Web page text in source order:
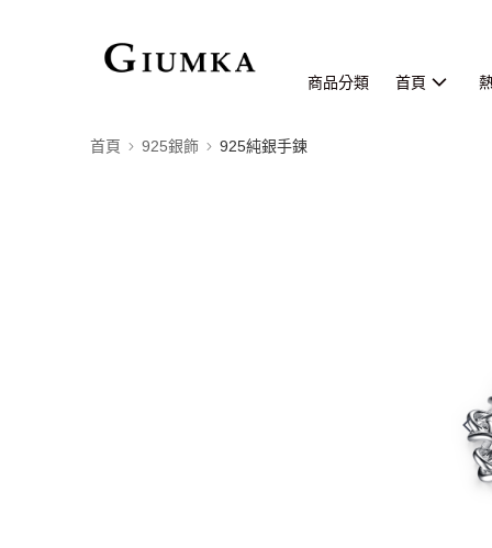
商品分類 首頁
首頁 925銀飾 925純銀手鍊